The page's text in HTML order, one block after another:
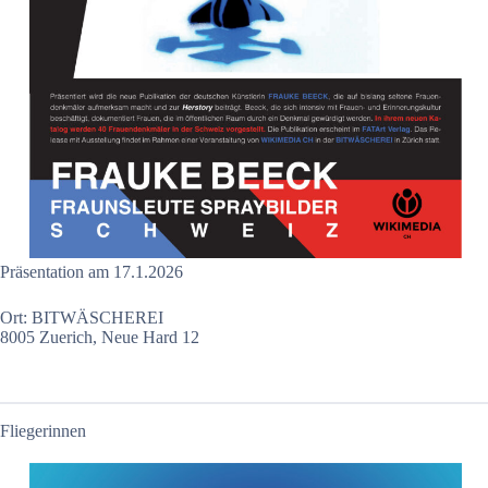
Präsentation am 17.1.2026
Ort: BITWÄSCHEREI
8005 Zuerich, Neue Hard 12
Fliegerinnen